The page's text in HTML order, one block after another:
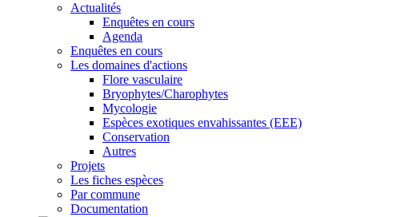
Actualités
Enquêtes en cours
Agenda
Enquêtes en cours
Les domaines d'actions
Flore vasculaire
Bryophytes/Charophytes
Mycologie
Espèces exotiques envahissantes (EEE)
Conservation
Autres
Projets
Les fiches espèces
Par commune
Documentation